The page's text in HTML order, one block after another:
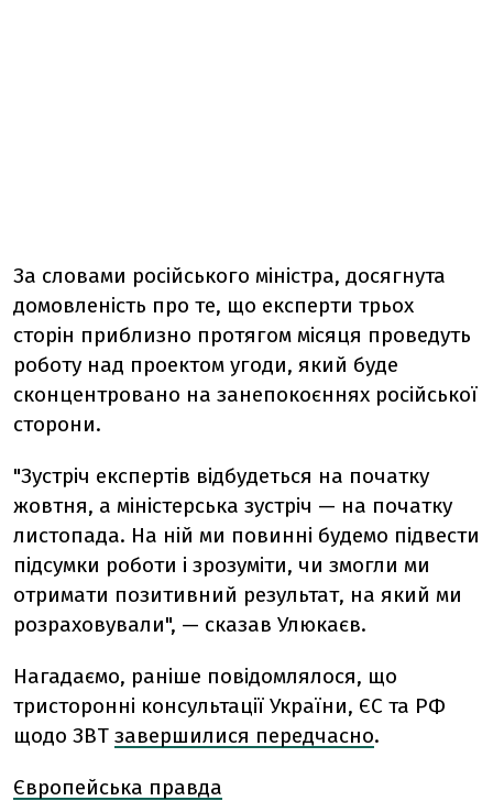
За словами російського міністра, досягнута
домовленість про те, що експерти трьох
сторін приблизно протягом місяця проведуть
роботу над проектом угоди, який буде
сконцентровано на занепокоєннях російської
сторони.
"Зустріч експертів відбудеться на початку
жовтня, а міністерська зустріч — на початку
листопада. На ній ми повинні будемо підвести
підсумки роботи і зрозуміти, чи змогли ми
отримати позитивний результат, на який ми
розраховували", — сказав Улюкаєв.
Нагадаємо, раніше повідомлялося, що
тристоронні консультації України, ЄС та РФ
щодо ЗВТ завершилися передчасно.
Європейська правда